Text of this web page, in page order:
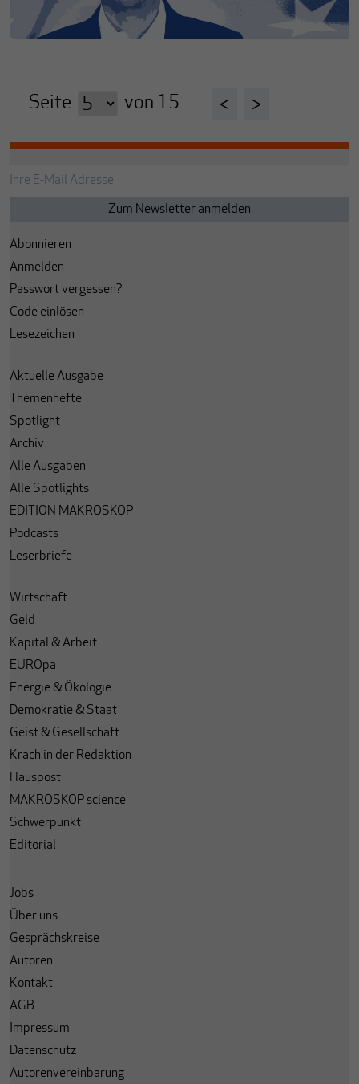
Seite von 15 < >
Abonnieren
Anmelden
Passwort vergessen?
Code einlösen
Lesezeichen
Aktuelle Ausgabe
Themenhefte
Spotlight
Archiv
Alle Ausgaben
Alle Spotlights
EDITION MAKROSKOP
Podcasts
Leserbriefe
Wirtschaft
Geld
Kapital & Arbeit
EUROpa
Energie & Ökologie
Demokratie & Staat
Geist & Gesellschaft
Krach in der Redaktion
Hauspost
MAKROSKOP science
Schwerpunkt
Editorial
Jobs
Über uns
Gesprächskreise
Autoren
Kontakt
AGB
Impressum
Datenschutz
Autorenvereinbarung